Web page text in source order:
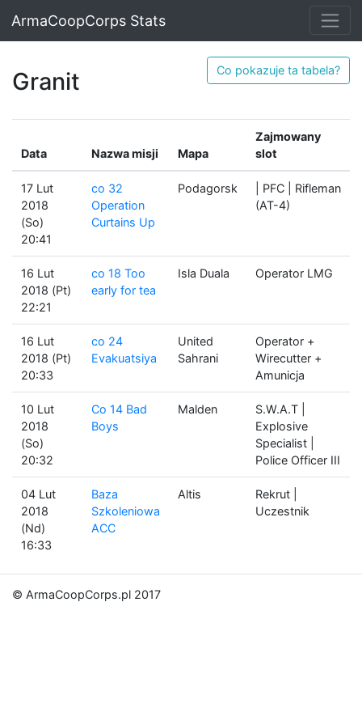
ArmaCoopCorps Stats
Granit Co pokazuje ta tabela?
Data Nazwa misji Mapa
Zajmowany
slot
17 Lut
2018
(So)
20:41
co 32
Operation
Curtains Up
Podagorsk
| PFC | Rifleman
(AT-4)
16 Lut
2018 (Pt)
22:21
co 18 Too
early for tea
Isla Duala Operator LMG
16 Lut
2018 (Pt)
20:33
co 24
Evakuatsiya
United
Sahrani
Operator +
Wirecutter +
Amunicja
10 Lut
2018
(So)
20:32
Co 14 Bad
Boys
Malden
S.W.A.T |
Explosive
Specialist |
Police Officer III
04 Lut
2018
(Nd)
16:33
Baza
Szkoleniowa
ACC
Altis
Rekrut |
Uczestnik
© ArmaCoopCorps.pl 2017